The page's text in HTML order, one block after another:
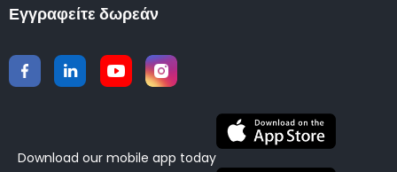
Εγγραφείτε δωρεάν
Download our mobile app today